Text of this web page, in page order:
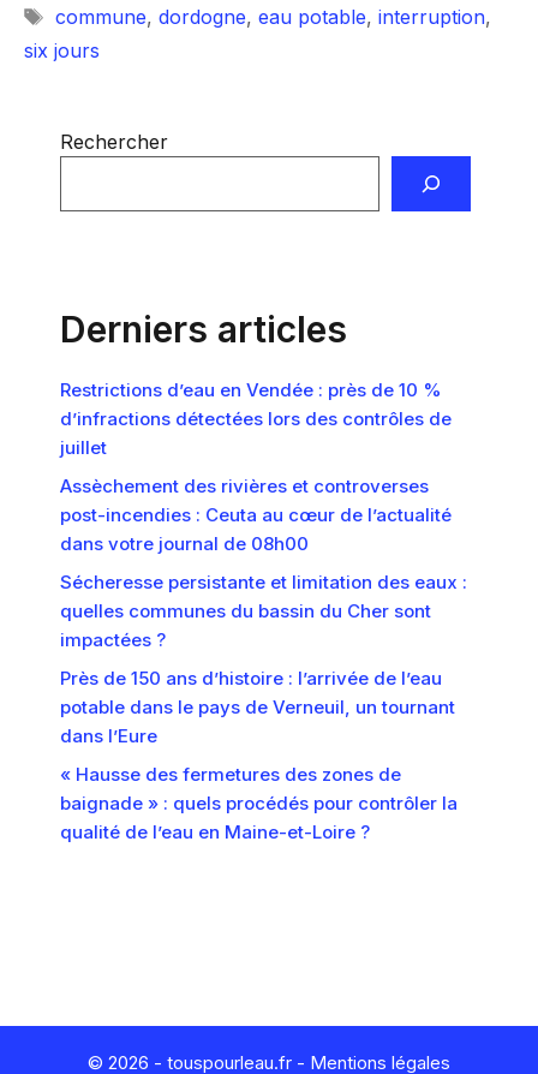
Étiquettes
commune, dordogne, eau potable, interruption,
six jours
Rechercher
Derniers articles
Restrictions d’eau en Vendée : près de 10 %
d’infractions détectées lors des contrôles de
juillet
Assèchement des rivières et controverses
post-incendies : Ceuta au cœur de l’actualité
dans votre journal de 08h00
Sécheresse persistante et limitation des eaux :
quelles communes du bassin du Cher sont
impactées ?
Près de 150 ans d’histoire : l’arrivée de l’eau
potable dans le pays de Verneuil, un tournant
dans l’Eure
« Hausse des fermetures des zones de
baignade » : quels procédés pour contrôler la
qualité de l’eau en Maine-et-Loire ?
© 2026 - touspourleau.fr - Mentions légales